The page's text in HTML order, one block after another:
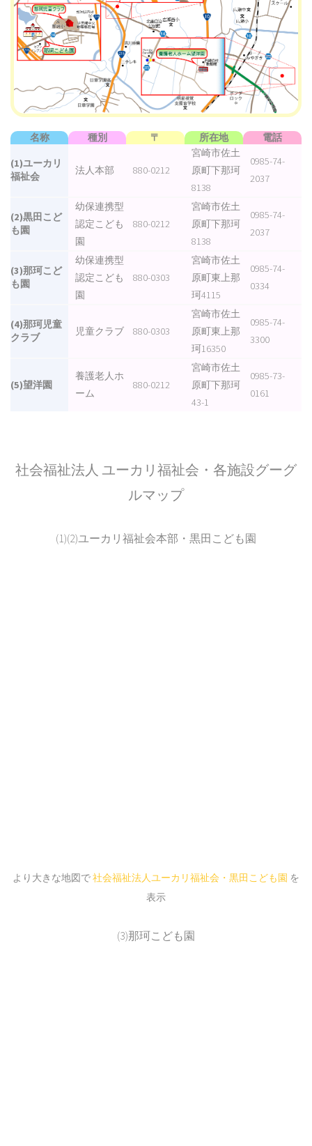
名称 種別 〒 所在地 電話
(1)ユーカリ
福祉会
法人本部 880-0212
宮崎市佐土
原町下那珂
8138
0985-74-
2037
(2)黒田こど
も園
幼保連携型
認定こども
園
880-0212
宮崎市佐土
原町下那珂
8138
0985-74-
2037
(3)那珂こど
も園
幼保連携型
認定こども
園
880-0303
宮崎市佐土
原町東上那
珂4115
0985-74-
0334
(4)那珂児童
クラブ
児童クラブ 880-0303
宮崎市佐土
原町東上那
珂16350
0985-74-
3300
(5)望洋園
養護老人ホ
ーム
880-0212
宮崎市佐土
原町下那珂
43-1
0985-73-
0161
社会福祉法人 ユーカリ福祉会・各施設グーグ
ルマップ
(1)(2)ユーカリ福祉会本部・黒田こども園
より大きな地図で社会福祉法人ユーカリ福祉会・黒田こども園 を
表示
(3)那珂こども園